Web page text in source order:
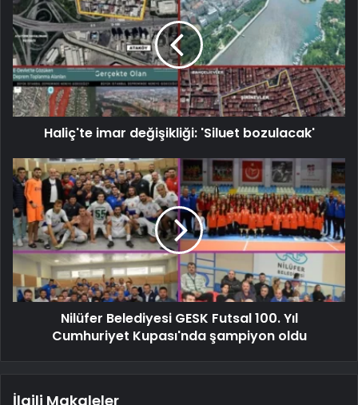
Haliç'te imar değişikliği: 'Siluet bozulacak'
Nilüfer Belediyesi GESK Futsal 100. Yıl
Cumhuriyet Kupası'nda şampiyon oldu
İlgili Makaleler